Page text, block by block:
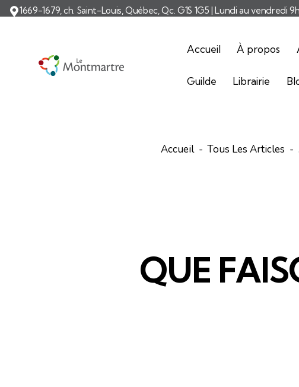
1669-1679, ch. Saint-Louis, Québec, Qc. G1S 1G5 | Lundi au vendredi
Accueil À propos
Guilde Librairie
Accueil Tous Les Articles
QUE